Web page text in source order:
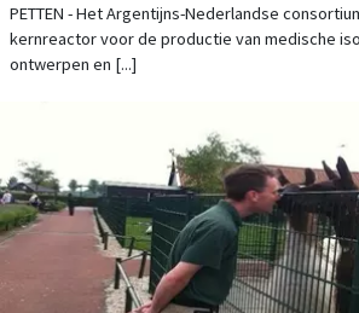
PETTEN - Het Argentijns-Nederlandse
kernreactor voor de productie van medische
ontwerpen en [...]